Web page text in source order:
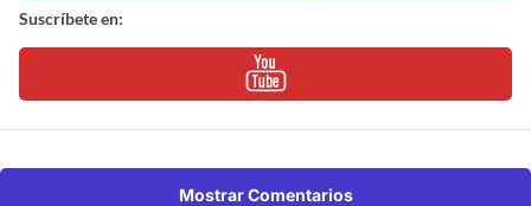
Suscríbete en:
Mostrar Comentarios